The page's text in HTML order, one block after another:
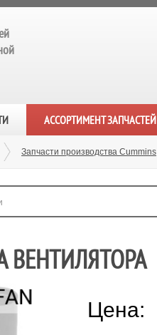
АССОРТИМЕНТ ЗАПЧАСТЕЙ
Запчасти производства Cummins
ВЕНТИЛЯТОРА
Цена: